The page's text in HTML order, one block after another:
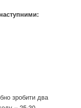
зробити два